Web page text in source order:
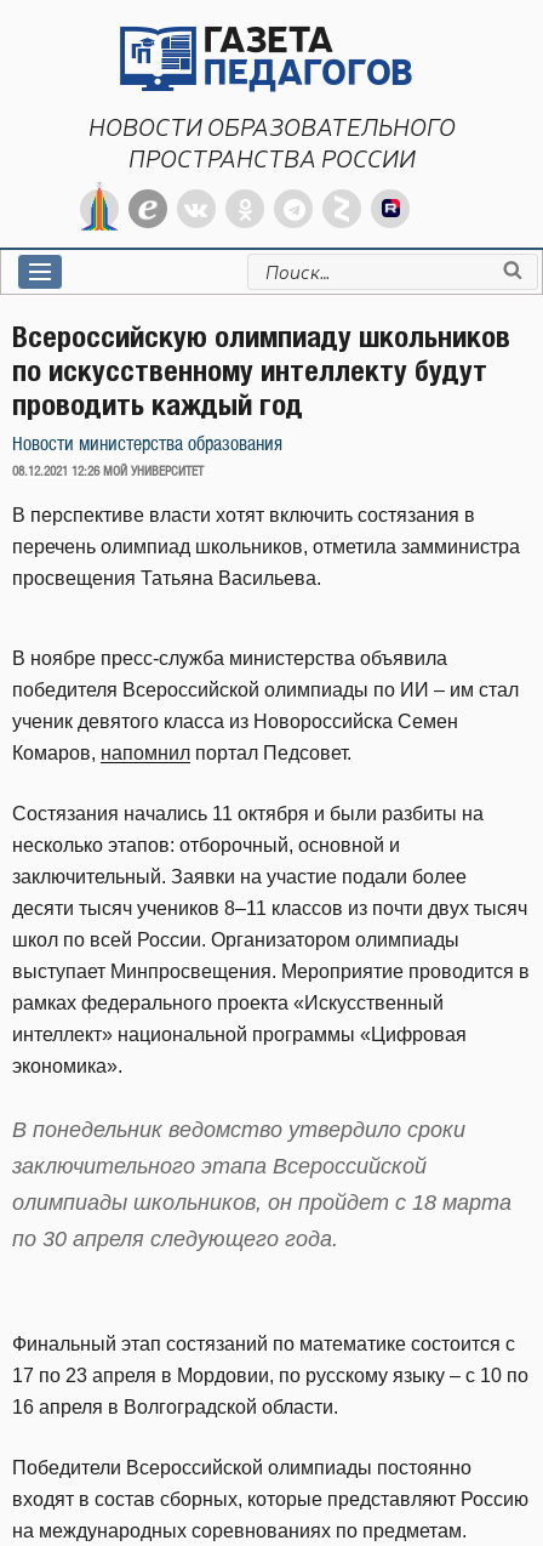
НОВОСТИ ОБРАЗОВАТЕЛЬНОГО
ПРОСТРАНСТВА РОССИИ
Искать:
Всероссийскую олимпиаду школьников
по искусственному интеллекту будут
проводить каждый год
Новости министерства образования
ОПУБЛИКОВАНО
08.12.2021 12:26 МОЙ УНИВЕРСИТЕТ
В перспективе власти хотят включить состязания в
перечень олимпиад школьников, отметила замминистра
просвещения Татьяна Васильева.
В ноябре пресс-служба министерства объявила
победителя Всероссийской олимпиады по ИИ – им стал
ученик девятого класса из Новороссийска Семен
Комаров, напомнил портал Педсовет.
Состязания начались 11 октября и были разбиты на
несколько этапов: отборочный, основной и
заключительный. Заявки на участие подали более
десяти тысяч учеников 8–11 классов из почти двух тысяч
школ по всей России. Организатором олимпиады
выступает Минпросвещения. Мероприятие проводится в
рамках федерального проекта «Искусственный
интеллект» национальной программы «Цифровая
экономика».
В понедельник ведомство утвердило сроки
заключительного этапа Всероссийской
олимпиады школьников, он пройдет с 18 марта
по 30 апреля следующего года.
Финальный этап состязаний по математике состоится с
17 по 23 апреля в Мордовии, по русскому языку – с 10 по
16 апреля в Волгоградской области.
Победители Всероссийской олимпиады постоянно
входят в состав сборных, которые представляют Россию
на международных соревнованиях по предметам.